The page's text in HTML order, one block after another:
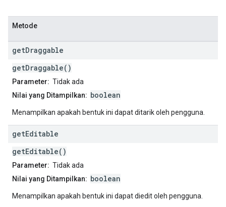
Metode
getDraggable
getDraggable()
Parameter: Tidak ada
Nilai yang Ditampilkan: boolean
Menampilkan apakah bentuk ini dapat ditarik oleh pengguna.
getEditable
getEditable()
Parameter: Tidak ada
Nilai yang Ditampilkan: boolean
Menampilkan apakah bentuk ini dapat diedit oleh pengguna.